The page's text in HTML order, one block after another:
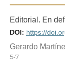
Editorial. En
DOI: https://
Gerardo
5-7